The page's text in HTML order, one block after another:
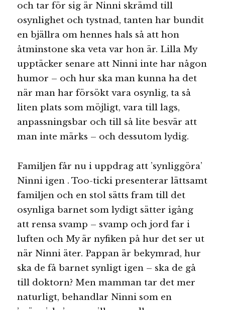
och tar för sig är Ninni skrämd till
osynlighet och tystnad, tanten har bundit
en bjällra om hennes hals så att hon
åtminstone ska veta var hon är. Lilla My
upptäcker senare att Ninni inte har någon
humor – och hur ska man kunna ha det
när man har försökt vara osynlig, ta så
liten plats som möjligt, vara till lags,
anpassningsbar och till så lite besvär att
man inte märks – och dessutom lydig.
Familjen får nu i uppdrag att ’synliggöra’
Ninni igen . Too-ticki presenterar lättsamt
familjen och en stol sätts fram till det
osynliga barnet som lydigt sätter igång
att rensa svamp – svamp och jord far i
luften och My är nyfiken på hur det ser ut
när Ninni äter. Pappan är bekymrad, hur
ska de få barnet synligt igen – ska de gå
till doktorn? Men mamman tar det mer
naturligt, behandlar Ninni som en